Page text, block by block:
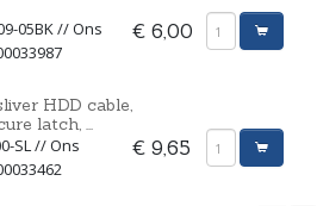
05BK // Ons
€ 6,00
HDD cable,
latch, ...
SL // Ons
€ 9,65